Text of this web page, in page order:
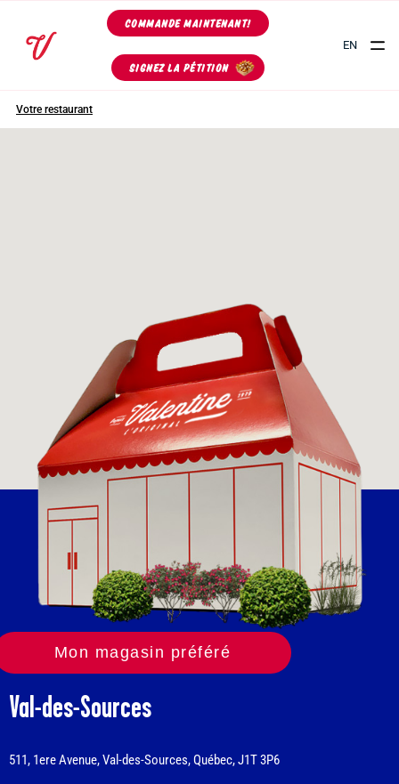
COMMANDE MAINTENANT!
SIGNEZ LA PÉTITION
EN
Votre restaurant
Mon magasin préféré
Val-des-Sources
511, 1ere Avenue, Val-des-Sources, Québec, J1T 3P6